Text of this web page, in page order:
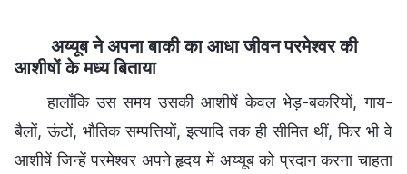
अय्यूब ने अपना बाकी का आधा जीवन परमेश्वर की
आशीषों के मध्य बिताया
हालाँकि उस समय उसकी आशीषें केवल भेड़-बकरियों, गाय-
बैलों, ऊंटों, भौतिक सम्पत्तियों, इत्यादि तक ही सीमित थीं, फिर भी वे
आशीषें जिन्हें परमेश्वर अपने हृदय में अय्यूब को प्रदान करना चाहता